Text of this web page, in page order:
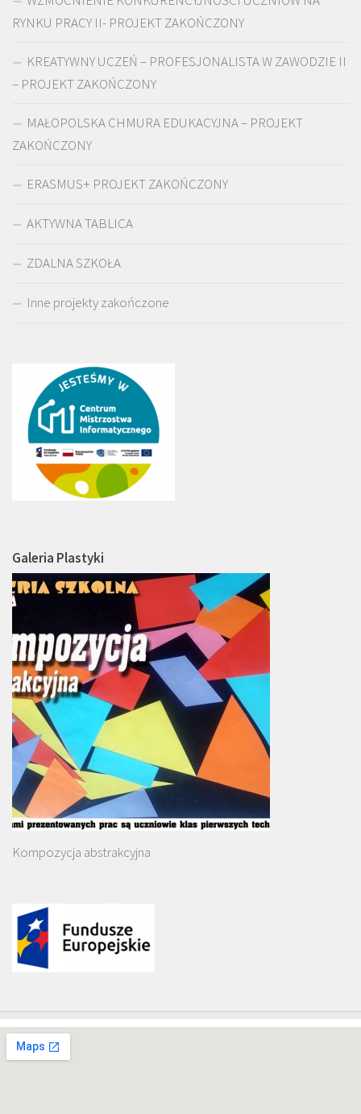
RYNKU PRACY II- PROJEKT ZAKOŃCZONY
KREATYWNY UCZEŃ – PROFESJONALISTA W ZAWODZIE II
– PROJEKT ZAKOŃCZONY
MAŁOPOLSKA CHMURA EDUKACYJNA – PROJEKT
ZAKOŃCZONY
ERASMUS+ PROJEKT ZAKOŃCZONY
AKTYWNA TABLICA
ZDALNA SZKOŁA
Inne projekty zakończone
Galeria Plastyki
Kompozycja abstrakcyjna